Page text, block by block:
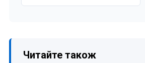
Читайте також